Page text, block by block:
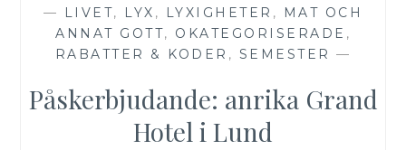
— LIVET, LYX , LYXIGHETER ,
MAT OCH
ANNAT GOTT, OKATEGORISERADE ,
RABATTER & KODER , SEMESTER —
Påskerbjudande: anrika Grand
Hotel i Lund